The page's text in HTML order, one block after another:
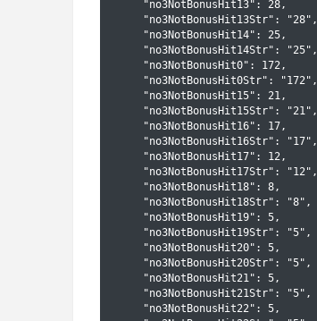
    "no3NotBonusHit13": 28,
    "no3NotBonusHit13Str": "28",
    "no3NotBonusHit14": 25,
    "no3NotBonusHit14Str": "25",
    "no3NotBonusHit0": 172,
    "no3NotBonusHit0Str": "172",
    "no3NotBonusHit15": 21,
    "no3NotBonusHit15Str": "21",
    "no3NotBonusHit16": 17,
    "no3NotBonusHit16Str": "17",
    "no3NotBonusHit17": 12,
    "no3NotBonusHit17Str": "12",
    "no3NotBonusHit18": 8,
    "no3NotBonusHit18Str": "8",
    "no3NotBonusHit19": 5,
    "no3NotBonusHit19Str": "5",
    "no3NotBonusHit20": 5,
    "no3NotBonusHit20Str": "5",
    "no3NotBonusHit21": 5,
    "no3NotBonusHit21Str": "5",
    "no3NotBonusHit22": 5,